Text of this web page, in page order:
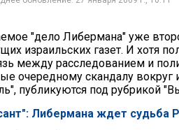
"дело Либермана" уже
израильских газет. И хотя
между расследованием и
очередному скандалу вокруг
публикуются под рубрикой
Либермана ждет судьба